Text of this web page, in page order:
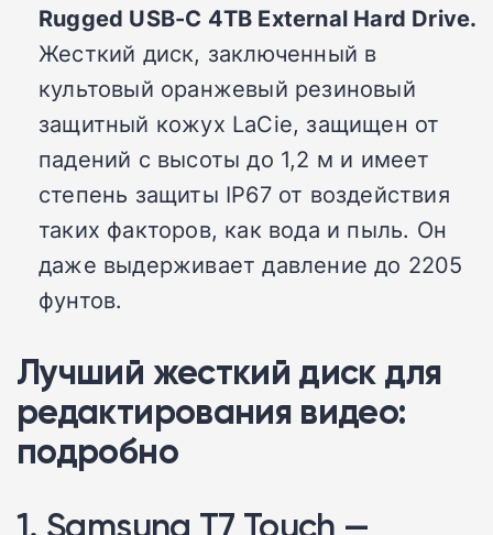
Rugged USB-C 4TB External Hard Drive.
Жесткий диск, заключенный в
культовый оранжевый резиновый
защитный кожух LaCie, защищен от
падений с высоты до 1,2 м и имеет
степень защиты IP67 от воздействия
таких факторов, как вода и пыль. Он
даже выдерживает давление до 2205
фунтов.
Лучший жесткий диск для
редактирования видео:
подробно
1. Samsung T7 Touch —